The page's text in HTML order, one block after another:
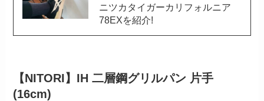
ニツカタイガーカリフォルニア
78EXを紹介!
【NITORI】IH 二層鋼グリルパン 片手
(16cm)